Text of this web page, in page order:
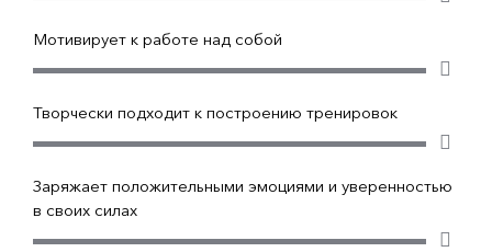
Мотивирует к работе над собой
Творчески подходит к построению тренировок
Заряжает положительными эмоциями и уверенностью
в своих силах